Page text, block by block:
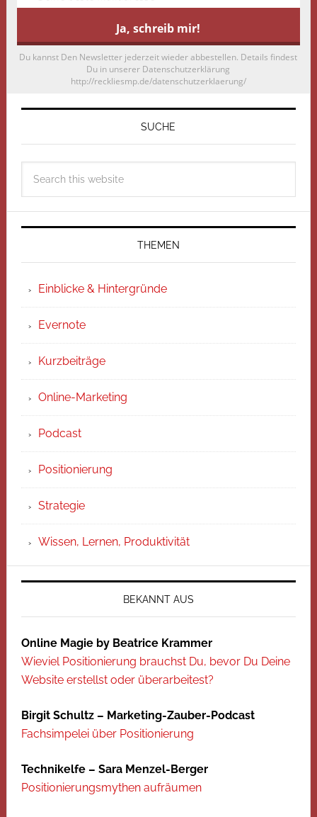
Du kannst Den Newsletter jederzeit wieder abbestellen. Details findest
Du in unserer Datenschutzerklärung
http://reckliesmp.de/datenschutzerklaerung/
SUCHE
THEMEN
Einblicke & Hintergründe
Evernote
Kurzbeiträge
Online-Marketing
Podcast
Positionierung
Strategie
Wissen, Lernen, Produktivität
BEKANNT AUS
Online Magie by Beatrice Krammer
Wieviel Positionierung brauchst Du, bevor Du Deine
Website erstellst oder überarbeitest?
Birgit Schultz – Marketing-Zauber-Podcast
Fachsimpelei über Positionierung
Technikelfe – Sara Menzel-Berger
Positionierungsmythen aufräumen